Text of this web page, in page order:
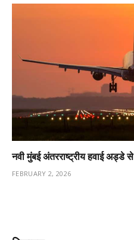
नवी मुंबई अंतरराष्ट्रीय हवाई
FEBRUARY 2, 2026